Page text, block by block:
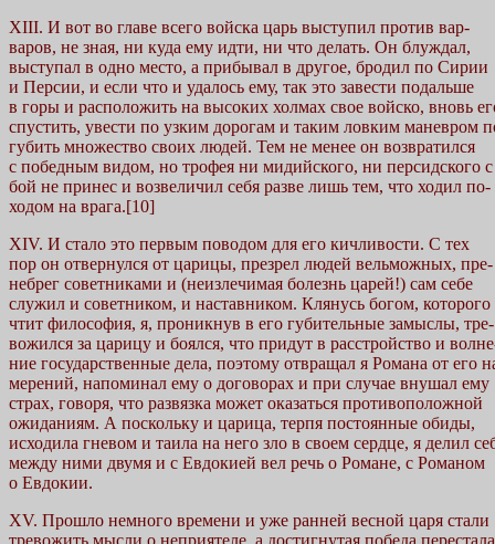
XIII. И вот во главе всего войска царь выступил против вар-
варов, не зная, ни куда ему идти, ни что делать. Он блуждал,
выступал в одно место, а прибывал в другое, бродил по Сирии
и Персии, и если что и удалось ему, так это завести подальше
в горы и расположить на высоких холмах свое войско, вновь
спустить, увести по узким дорогам и таким ловким маневром
губить множество своих людей. Тем не менее он возвратился
с победным видом, но трофея ни мидийского, ни персидского с
бой не принес и возвеличил себя разве лишь тем, что ходил по-
ходом на врага.[10]
XIV. И стало это первым поводом для его кичливости. С тех
пор он отвернулся от царицы, презрел людей вельможных, пре-
небрег советниками и (неизлечимая болезнь царей!) сам себе
служил и советником, и наставником. Клянусь богом, которого
чтит философия, я, проникнув в его губительные замыслы, тре-
вожился за царицу и боялся, что придут в расстройство и
ние государственные дела, поэтому отвращал я Романа от его
мерений, напоминал ему о договорах и при случае внушал ему
страх, говоря, что развязка может оказаться противоположной
ожиданиям. А поскольку и царица, терпя постоянные обиды,
исходила гневом и таила на него зло в своем сердце, я делил
между ними двумя и с Евдокией вел речь о Романе, с Романом
о Евдокии.
XV. Прошло немного времени и уже ранней весной царя стали
тревожить мысли о неприятеле, а достигнутая победа перестала